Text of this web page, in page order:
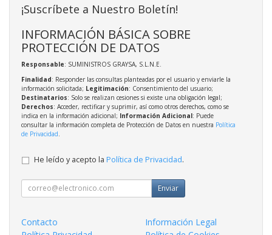
¡Suscríbete a Nuestro Boletín!
INFORMACIÓN BÁSICA SOBRE
PROTECCIÓN DE DATOS
Responsable: SUMINISTROS GRAYSA, S.L.N.E.
Finalidad: Responder las consultas planteadas por el usuario y enviarle la
información solicitada; Legitimación: Consentimiento del usuario;
Destinatarios: Solo se realizan cesiones si existe una obligación legal;
Derechos: Acceder, rectificar y suprimir, así como otros derechos, como se
indica en la información adicional; Información Adicional: Puede
consultar la información completa de Protección de Datos en nuestra Política
de Privacidad
He leído y acepto la Política de Privacidad.
Enviar
Contacto
Información Legal